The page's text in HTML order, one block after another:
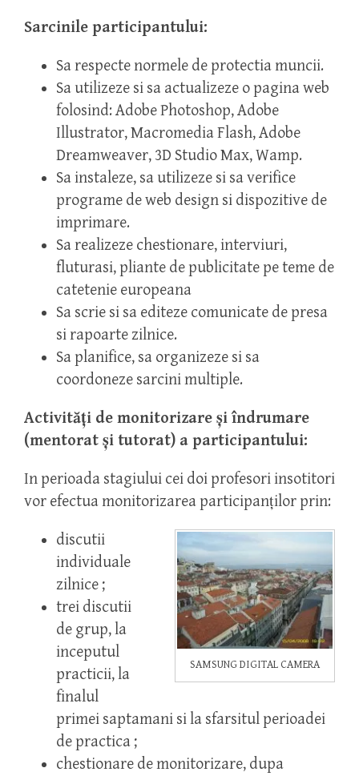
Sarcinile participantului:
Sa respecte normele de protectia muncii.
Sa utilizeze si sa actualizeze o pagina web
folosind: Adobe Photoshop, Adobe
Illustrator, Macromedia Flash, Adobe
Dreamweaver, 3D Studio Max, Wamp.
Sa instaleze, sa utilizeze si sa verifice
programe de web design si dispozitive de
imprimare.
Sa realizeze chestionare, interviuri,
fluturasi, pliante de publicitate pe teme de
catetenie europeana
Sa scrie si sa editeze comunicate de presa
si rapoarte zilnice.
Sa planifice, sa organizeze si sa
coordoneze sarcini multiple.
Activităţi de monitorizare şi îndrumare
(mentorat şi tutorat) a participantului:
In perioada stagiului cei doi profesori insotitori
vor efectua monitorizarea participanţilor prin:
SAMSUNG DIGITAL CAMERA
discutii
individuale
zilnice ;
trei discutii
de grup, la
inceputul
practicii, la
finalul
primei saptamani si la sfarsitul perioadei
de practica ;
chestionare de monitorizare, dupa